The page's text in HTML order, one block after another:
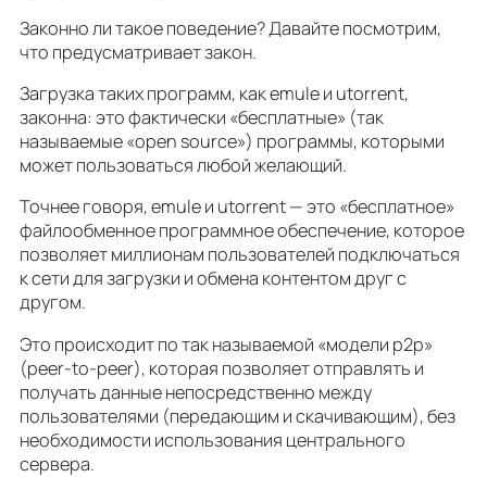
Законно ли такое поведение? Давайте посмотрим,
что предусматривает закон.
Загрузка таких программ, как emule и utorrent,
законна: это фактически «бесплатные» (так
называемые «open source») программы, которыми
может пользоваться любой желающий.
Точнее говоря, emule и utorrent — это «бесплатное»
файлообменное программное обеспечение, которое
позволяет миллионам пользователей подключаться
к сети для загрузки и обмена контентом друг с
другом.
Это происходит по так называемой «модели p2p»
(peer-to-peer), которая позволяет отправлять и
получать данные непосредственно между
пользователями (передающим и скачивающим), без
необходимости использования центрального
сервера.